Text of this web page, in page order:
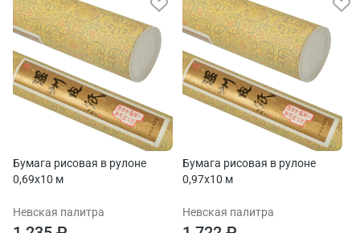
Бумага рисовая в рулоне
0,69х10 м
Невская палитра
Бумага рисовая в рулоне
0,97х10 м
Невская палитра